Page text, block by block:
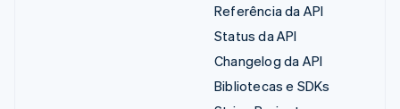
Referência da API
Status da API
Changelog da API
Bibliotecas e SDKs